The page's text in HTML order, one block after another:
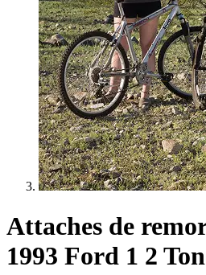
Attaches de
1993 Ford 1 2